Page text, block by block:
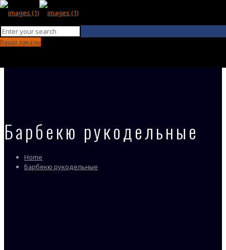
Ваши заказы
Барбекю рукодельные
Home
Барбекю рукодельные